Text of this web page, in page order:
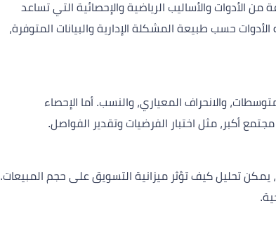
الأدوات والأساليب الرياضية والإحصائية التي تساعد
حسب طبيعة المشكلة الإدارية والبيانات المتوفرة،
والانحراف المعياري، والنسب. أما الإحصاء
أكبر، مثل اختبار الفرضيات وتقدير الفواصل.
تحليل كيف تؤثر ميزانية التسويق على حجم المبيعات.